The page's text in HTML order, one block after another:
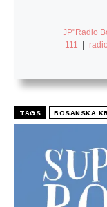
JP"Radio
111
|
TAGS BOSANSKA